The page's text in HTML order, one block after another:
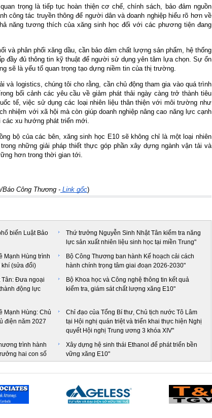
trọng là tiếp tục hoàn thiện cơ chế, chính sách, bảo đảm nguồn
công tác truyền thông để người dân và doanh nghiệp hiểu rõ hơn về
năng tương thích của xăng sinh học đối với các phương tiện đang
và phân phối xăng dầu, cần bảo đảm chất lượng sản phẩm, hệ thống
đầy đủ thông tin kỹ thuật để người sử dụng yên tâm lựa chọn. Sự ổn
sẽ là yếu tố quan trọng tạo dựng niềm tin của thị trường.
và logistics, chúng tôi cho rằng, cần chủ động tham gia vào quá trình
bối cảnh các yêu cầu về giảm phát thải ngày càng trở thành tiêu
tế, việc sử dụng các loại nhiên liệu thân thiện với môi trường như
nhiệm với xã hội mà còn giúp doanh nghiệp nâng cao năng lực cạnh
xu hướng phát triển mới.
bộ của các bên, xăng sinh học E10 sẽ không chỉ là một loại nhiên
những giải pháp thiết thực góp phần xây dựng ngành vận tải và
hơn trong thời gian tới.
Báo Công Thương - Link gốc)
biến Luật Bảo
Thứ trưởng Nguyễn Sinh Nhật Tân kiểm tra năng
lực sản xuất nhiên liệu sinh học tại miền Trung"
Mạnh Hùng trình
khí (sửa đổi)
Bộ Công Thương ban hành Kế hoạch cải cách
hành chính trọng tâm giai đoạn 2026-2030"
Đưa ngoại
động lực
Bộ Khoa học và Công nghệ thông tin kết quả
kiểm tra, giám sát chất lượng xăng E10"
Mạnh Hùng: Chủ
điện năm 2027
Chỉ đạo của Tổng Bí thư, Chủ tịch nước Tô Lâm
tại Hội nghị quán triệt và triển khai thực hiện Nghị
quyết Hội nghị Trung ương 3 khóa XIV"
trình hành
hai con số
Xây dựng hệ sinh thái Ethanol để phát triển bền
vững xăng E10"